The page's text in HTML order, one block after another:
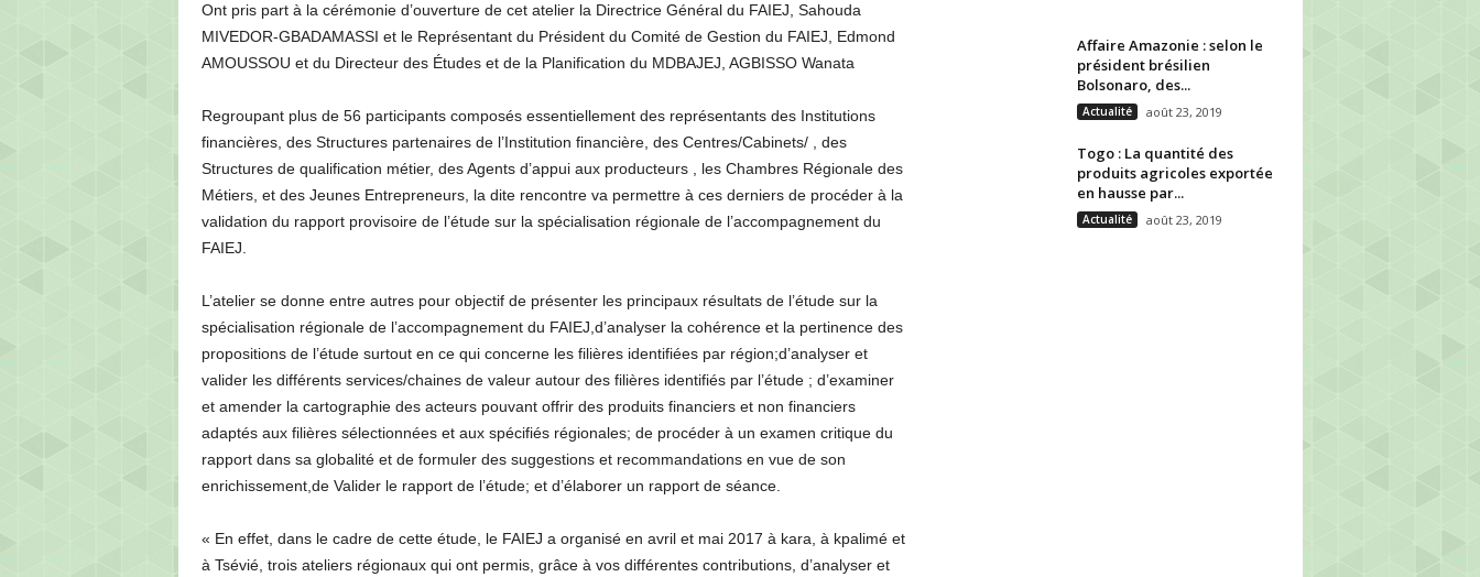
Ont pris part à la cérémonie d’ouverture de cet atelier la Directrice Général du FAIEJ, Sahouda
MIVEDOR-GBADAMASSI et le Représentant du Président du Comité de Gestion du FAIEJ, Edmond
AMOUSSOU et du Directeur des Études et de la Planification du MDBAJEJ, AGBISSO Wanata
Regroupant plus de 56 participants composés essentiellement des représentants des Institutions
financières, des Structures partenaires de l’Institution financière, des Centres/Cabinets/ , des
Structures de qualification métier, des Agents d’appui aux producteurs , les Chambres Régionale des
Métiers, et des Jeunes Entrepreneurs, la dite rencontre va permettre à ces derniers de procéder à la
validation du rapport provisoire de l’étude sur la spécialisation régionale de l’accompagnement du
FAIEJ.
L’atelier se donne entre autres pour objectif de présenter les principaux résultats de l’étude sur la
spécialisation régionale de l’accompagnement du FAIEJ,d’analyser la cohérence et la pertinence des
propositions de l’étude surtout en ce qui concerne les filières identifiées par région;d’analyser et
valider les différents services/chaines de valeur autour des filières identifiés par l’étude ; d’examiner
et amender la cartographie des acteurs pouvant offrir des produits financiers et non financiers
adaptés aux filières sélectionnées et aux spécifiés régionales; de procéder à un examen critique du
rapport dans sa globalité et de formuler des suggestions et recommandations en vue de son
enrichissement,de Valider le rapport de l’étude; et d’élaborer un rapport de séance.
« En effet, dans le cadre de cette étude, le FAIEJ a organisé en avril et mai 2017 à kara, à kpalimé et
à Tsévié, trois ateliers régionaux qui ont permis, grâce à vos différentes contributions, d’analyser et
Affaire Amazonie : selon le
président brésilien
Bolsonaro, des...
Actualité août 23, 2019
Togo : La quantité des
produits agricoles exportée
en hausse par...
Actualité août 23, 2019